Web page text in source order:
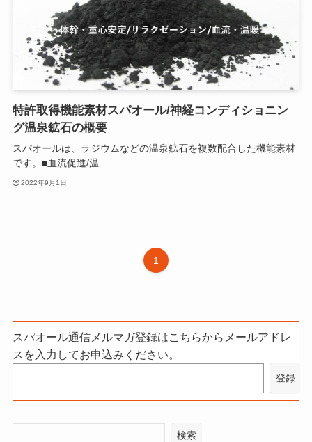
特許取得機能素材スパオール/神経コンディショニン
グ温泉鉱石の概要
スパオールは、ラジウムなどの温泉鉱石を複数配合した機能素材
です。■血流促進/温...
2022年9月1日
1
スパオール通信メルマガ登録はこちらからメールアドレ
スを入力してお申込みください。
検索